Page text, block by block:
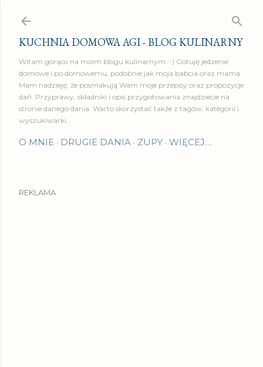
KUCHNIA DOMOWA AGI - BLOG KULINARNY
Witam gorąco na moim blogu kulinarnym :-) Gotuję jedzenie
domowe i po domowemu, podobnie jak moja babcia oraz mama.
Mam nadzieję, że posmakują Wam moje przepisy oraz propozycje
dań. Przyprawy, składniki i opis przygotowania znajdziecie na
stronie danego dania. Warto skorzystać także z tagów, kategorii i
wyszukiwarki.
O MNIE DRUGIE DANIA ZUPY WIĘCEJ…
REKLAMA